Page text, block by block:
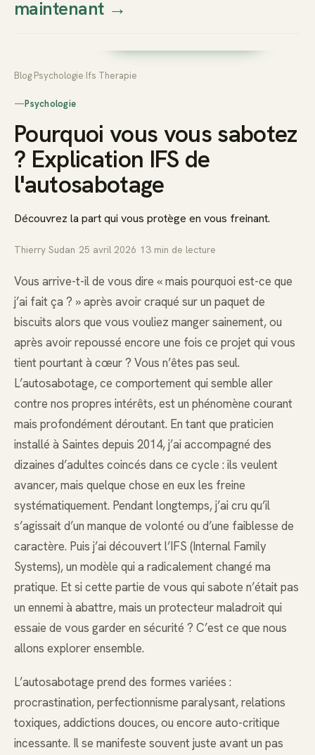
Thierry
Prendre rendez-vous dès
maintenant→
Blog Psychologie Ifs Therapie
—Psychologie
Pourquoi vous vous sabotez
? Explication IFS de
l'autosabotage
Découvrez la part qui vous protège en vous freinant.
Thierry Sudan 25 avril 2026 13 min de lecture
Vous arrive-t-il de vous dire « mais pourquoi est-ce que
j’ai fait ça ? » après avoir craqué sur un paquet de
biscuits alors que vous vouliez manger sainement, ou
après avoir repoussé encore une fois ce projet qui vous
tient pourtant à cœur ? Vous n’êtes pas seul.
L’autosabotage, ce comportement qui semble aller
contre nos propres intérêts, est un phénomène courant
mais profondément déroutant. En tant que praticien
installé à Saintes depuis 2014, j’ai accompagné des
dizaines d’adultes coincés dans ce cycle : ils veulent
avancer, mais quelque chose en eux les freine
systématiquement. Pendant longtemps, j’ai cru qu’il
s’agissait d’un manque de volonté ou d’une faiblesse de
caractère. Puis j’ai découvert l’IFS (Internal Family
Systems), un modèle qui a radicalement changé ma
pratique. Et si cette partie de vous qui sabote n’était pas
un ennemi à abattre, mais un protecteur maladroit qui
essaie de vous garder en sécurité ? C’est ce que nous
allons explorer ensemble.
L’autosabotage prend des formes variées :
procrastination, perfectionnisme paralysant, relations
toxiques, addictions douces, ou encore auto-critique
incessante. Il se manifeste souvent juste avant un pas